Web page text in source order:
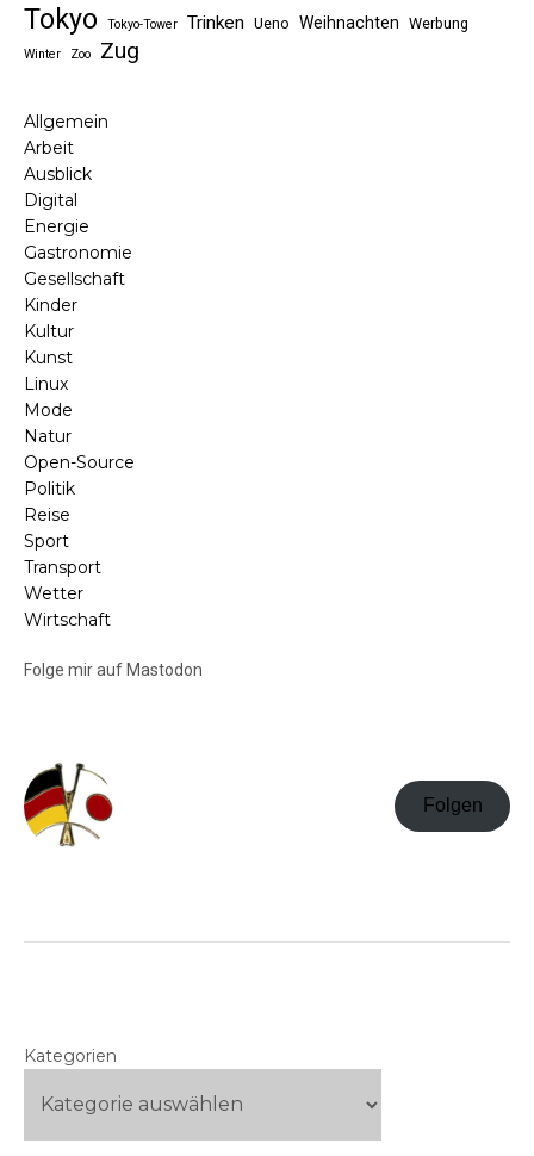
Tokyo Tokyo-Tower Trinken Ueno Weihnachten Werbung
Winter Zoo Zug
Allgemein
Arbeit
Ausblick
Digital
Energie
Gastronomie
Gesellschaft
Kinder
Kultur
Kunst
Linux
Mode
Natur
Open-Source
Politik
Reise
Sport
Transport
Wetter
Wirtschaft
Folge mir auf Mastodon
Folgen
Kategorien